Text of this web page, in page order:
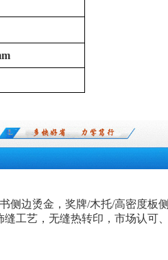
侧边烫金，奖牌/木托/高密度板侧
工艺，无缝热转印，市场认可、